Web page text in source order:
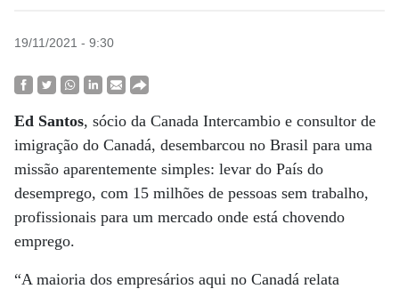
19/11/2021 - 9:30
Ed Santos, sócio da Canada Intercambio e consultor de
imigração do Canadá, desembarcou no Brasil para uma
missão aparentemente simples: levar do País do
desemprego, com 15 milhões de pessoas sem trabalho,
profissionais para um mercado onde está chovendo
emprego.
“A maioria dos empresários aqui no Canadá relata